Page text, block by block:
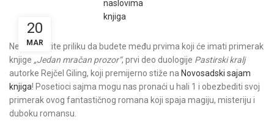
20
MAR
Ne propustite priliku da budete među prvima koji će imati primerak
knjige „Jedan mračan prozor“, prvi deo duologije Pastirski kralj
autorke Rejčel Giling, koji premijerno stiže na Novosadski sajam
knjiga! Posetioci sajma mogu nas pronaći u hali 1 i obezbediti svoj
primerak ovog fantastičnog romana koji spaja magiju, misteriju i
duboku romansu.